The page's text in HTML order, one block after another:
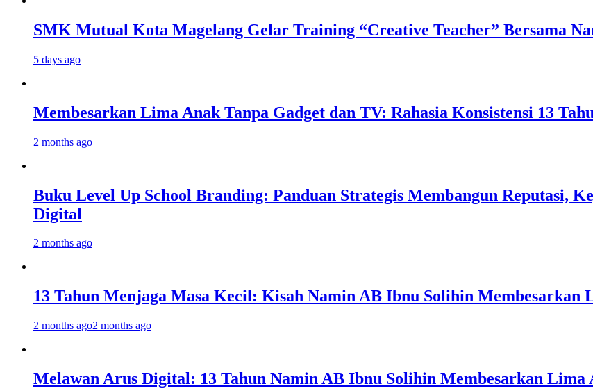
SMK Mutual Kota Magelang Gelar Training “Creative Teacher” Bersama
5 days ago
Membesarkan Lima Anak Tanpa Gadget dan TV: Rahasia Konsistensi 13
2 months ago
Buku Level Up School Branding: Panduan Strategis Membangun Reputasi,
Digital
2 months ago
13 Tahun Menjaga Masa Kecil: Kisah Namin AB Ibnu Solihin Membesarkan
2 months ago2 months ago
Melawan Arus Digital: 13 Tahun Namin AB Ibnu Solihin Membesarkan Lima